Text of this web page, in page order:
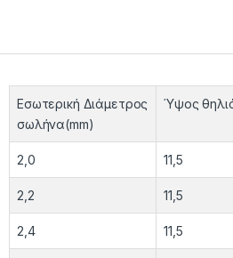
Εσωτερική Διάμετρος
σωλήνα(mm)
Ύψος
2,0 11,5
2,2 11,5
2,4 11,5